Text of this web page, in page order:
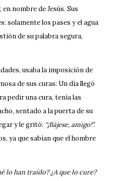
nombre de Jesús. Sus
solamente los pases y el agua
de su palabra segura,
usaba la imposición de
de sus curas: Un día llegó
pedir una cura, tenía las
sentado a la puerta de su
y le gritó: “¡Bájese, amigo!”.
ya que sabían que el hombre
lo han traído? ¿A que lo cure?